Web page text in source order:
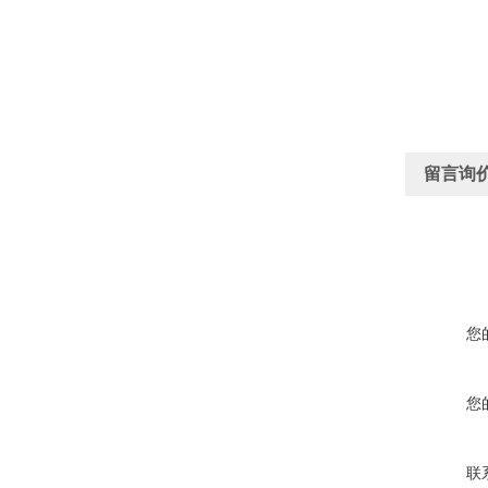
留言询
您
您
联